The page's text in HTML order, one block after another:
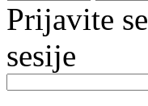
Prijavite
sesije